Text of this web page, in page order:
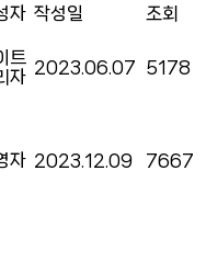
자 작성일 조회
트
자 2023.06.07 5178
자 2023.12.09 7667